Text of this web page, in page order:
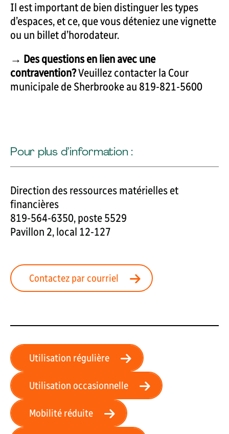
Il est important de bien distinguer les types
d’espaces, et ce, que vous déteniez une vignette
ou un billet d’horodateur.
→ Des questions en lien avec une
contravention?Veuillez contacter la Cour
municipale de Sherbrooke au 819-821-5600
Pour plus d’information :
Direction des ressources matérielles et
financières
819-564-6350, poste 5529
Pavillon 2, local 12-127
Contactez par courriel
Utilisation régulière
Utilisation occasionnelle
Mobilité réduite